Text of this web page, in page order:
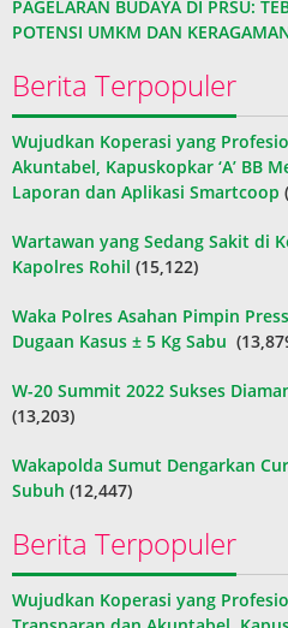
PAGELARAN BUDAYA DI PRSU:
POTENSI UMKM DAN
Berita Terpopuler
Wujudkan Koperasi yang
Akuntabel, Kapuskopkar ‘A’ BB
Laporan dan Aplikasi Smartcoop
Wartawan yang Sedang Sakit di
Kapolres Rohil (15,122)
Waka Polres Asahan Pimpin
Dugaan Kasus ± 5 Kg Sabu
W-20 Summit 2022 Sukses
(13,203)
Wakapolda Sumut Dengarkan
Subuh (12,447)
Berita Terpopuler
Wujudkan Koperasi yang